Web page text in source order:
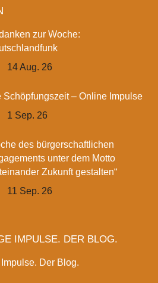
zur Woche:
14 Aug. 26
Schöpfungszeit – Online Impulse
1 Sep. 26
des bürgerschaftlichen
unter dem Motto
Zukunft gestalten“
11 Sep. 26
IMPULSE. DER BLOG.